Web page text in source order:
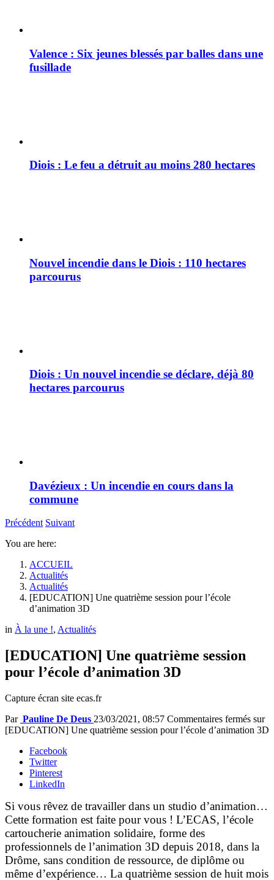
Valence : Six jeunes blessés par balles dans une
fusillade
Diois : Le feu a détruit au moins 280 hectares
Nouvel incendie dans le Diois : 110 hectares
parcourus
Diois : Un nouvel incendie se déclare, déjà 80
hectares parcourus
Davézieux : Un incendie en cours dans la
commune
Précédent Suivant
You are here:
ACCUEIL
Actualités
Actualités
[EDUCATION] Une quatrième session pour l’école
d’animation 3D
in À la une !, Actualités
[EDUCATION] Une quatrième session
pour l’école d’animation 3D
Capture écran site ecas.fr
Par Pauline De Deus 23/03/2021, 08:57 Commentaires fermés sur
[EDUCATION] Une quatrième session pour l’école d’animation 3D
Facebook
Twitter
Pinterest
LinkedIn
Si vous rêvez de travailler dans un studio d’animation…
Cette formation est faite pour vous ! L’ECAS, l’école
cartoucherie animation solidaire, forme des
professionnels de l’animation 3D depuis 2018, dans la
Drôme, sans condition de ressource, de diplôme ou
même d’expérience… La quatrième session de huit mois